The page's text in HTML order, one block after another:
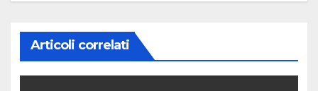
Articoli correlati